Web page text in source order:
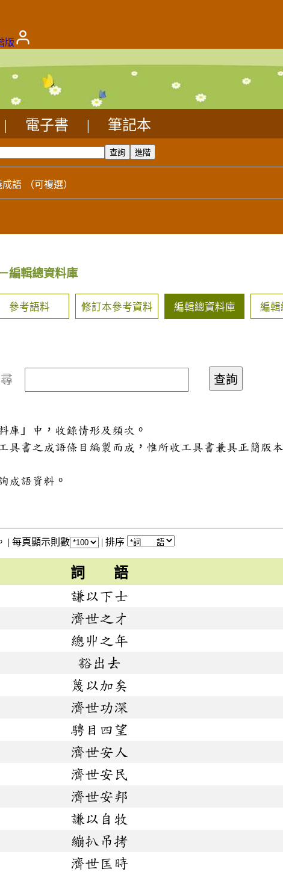
版
電子書 筆記本
成語 （可複選）
編輯總資料庫
參考語料 修訂本參考資料 編輯總資料庫 編輯
庫」中，收錄情形及頻次。
具書之成語條目編製而成，惟所收工具書兼具正簡版
成語資料。
| 每頁顯示則數 | 排序
詞 語
謙以下士
濟世之才
總丱之年
豁出去
蔑以加矣
濟世功深
騁目四望
濟世安人
濟世安民
濟世安邦
謙以自牧
繃扒吊拷
濟世匡時